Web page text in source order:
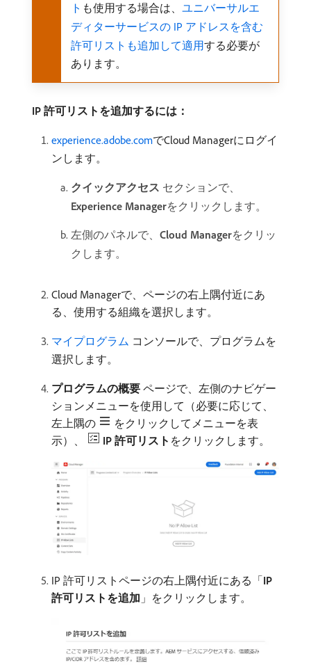
ト も使用する場合は、 ユニバーサルエ
ディターサービスの IP アドレスを含む
許可リストも追加して適用する必要が
あります。
IP 許可リストを追加するには：
experience.adobe.comでCloud Managerにログイ
ンします。
クイックアクセス セクションで、
Experience Manager​をクリックします。
左側のパネルで、 Cloud Manager​をクリッ
クします。
Cloud Managerで、ページの右上隅付近にあ
る、使用する組織を選択します。
マイプログラム コンソールで、プログラムを
選択します。
プログラムの概要 ページで、左側のナビゲー
ションメニューを使用して（必要に応じて、
左上隅の
をクリックしてメニューを表
示）、
IP 許可リスト ​をクリックします。
IP 許可リストページの右上隅付近にある「IP
許可リストを追加 」をクリックします。